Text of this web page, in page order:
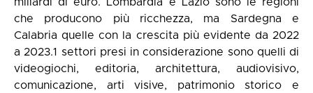
che producono più ricchezza, ma Sardegna e
Calabria quelle con la crescita più evidente da 2022
a 2023.1 settori presi in considerazione sono quelli di
videogiochi, editoria, architettura, audiovisivo,
comunicazione, arti visive, patrimonio storico e